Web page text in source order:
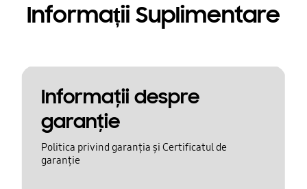
Informații Suplimentare
Informaţii despre
garanţie
Politica privind garanția și Certificatul de
garanție